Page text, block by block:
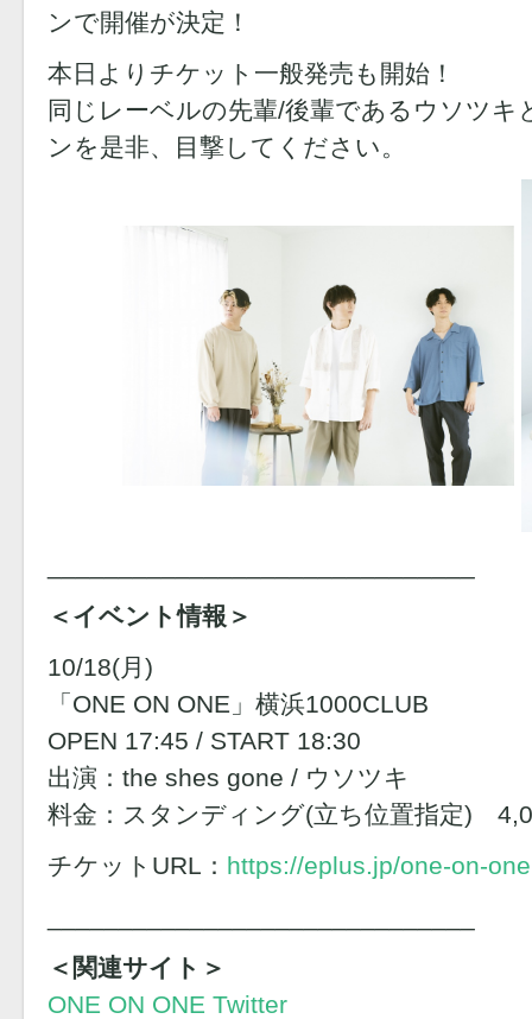
ンで開催が決定！
本日よりチケット一般発売も開始！
同じレーベルの先輩/後輩であるウソツキ
ンを是非、目撃してください。
＜イベント情報＞
10/18(月)
「ONE ON ONE」横浜1000CLUB
OPEN 17:45 / START 18:30
出演：the shes gone / ウソツキ
料金：スタンディング(立ち位置指定)
チケットURL： https://eplus.jp/one-on-
＜関連サイト＞
ONE ON ONE Twitter